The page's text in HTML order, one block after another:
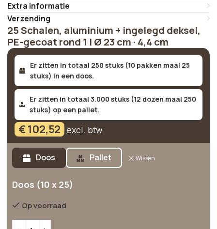
Extra informatie
Verzending
25 Schalen, aluminium + ingelegd deksel,
PE-gecoat rond 1 l Ø 23 cm · 4,4 cm
Er zitten in totaal 250 stuks (10 pakken maal 25
stuks) in een doos.
Er zitten in totaal 3.000 stuks (12 dozen maal 250
stuks) op een pallet.
€102,52 excl. btw
Doos Pallet Wissen
Doos (10 x 25)
Op voorraad
Alternative: